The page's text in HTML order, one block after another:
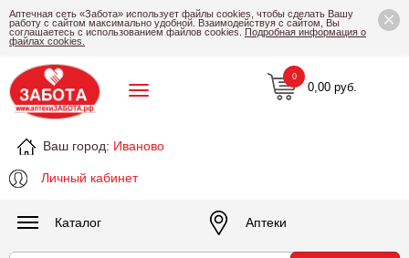
×
Аптечная сеть «Забота» использует файлы cookies, чтобы сделать Вашу
работу с сайтом максимально удобной. Взаимодействуя с сайтом, Вы
соглашаетесь с использованием файлов cookies. Подробная информация о
файлах cookies.
Ваш город: Иваново
Личный кабинет
0,00 руб.
0
Каталог Аптеки